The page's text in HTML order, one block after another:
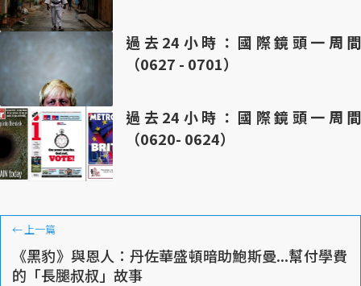
過去24小時：國際鏡頭一周間
（0627 - 0701）
過去24小時：國際鏡頭一周間
（0620- 0624）
← 上一篇
《黑豹》與恩人：丹佐華盛頓暗助鮑斯曼...幫付學費
的「長腿叔叔」故事